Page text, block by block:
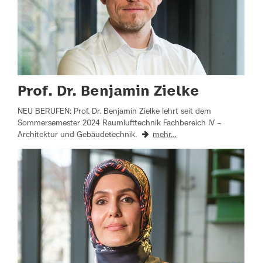
Prof. Dr. Benjamin Zielke
NEU BERUFEN: Prof. Dr. Benjamin Zielke lehrt seit dem
Sommersemester 2024 Raumlufttechnik Fachbereich IV –
Architektur und Gebäudetechnik.
mehr…